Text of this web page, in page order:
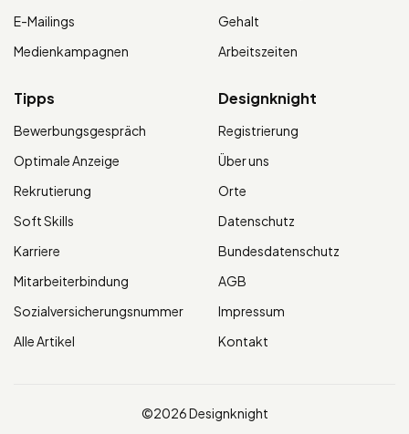
E-Mailings
Medienkampagnen
Gehalt
Arbeitszeiten
Tipps
Bewerbungsgespräch
Optimale Anzeige
Rekrutierung
Soft Skills
Karriere
Mitarbeiterbindung
Sozialversicherungsnummer
Alle Artikel
Designknight
Registrierung
Über uns
Orte
Datenschutz
Bundesdatenschutz
AGB
Impressum
Kontakt
©2026 Designknight